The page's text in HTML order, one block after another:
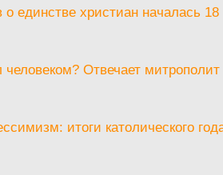
единстве христиан началась 18
человеком? Отвечает
итоги католического